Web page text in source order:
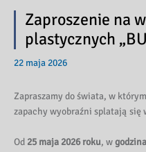
Zaproszenie na
plastycznych
22 maja 2026
Zapraszamy do świata, w
zapachy wyobraźni splatają się
Od 25 maja 2026 roku, w